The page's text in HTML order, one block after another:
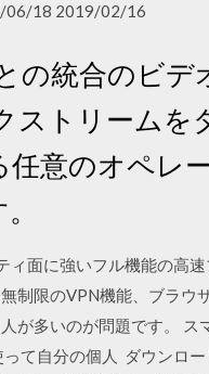
06/18 2019/02/16
の統合のビデ
ストリームを
意のオペレ
面に強いフル機能の高
制限のVPN機能、ブラ
が多いのが問題です。 ス
て自分の個人 ダウンロ